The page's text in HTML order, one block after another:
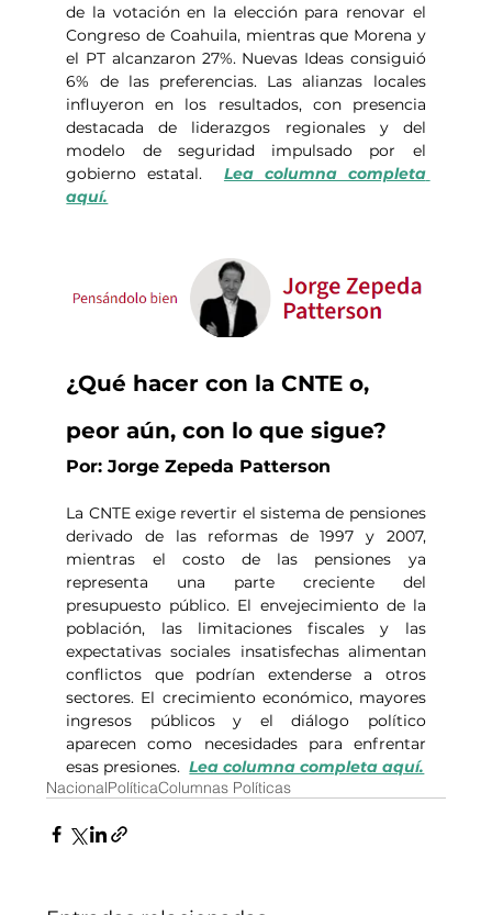
de la votación en la elección para renovar el
Congreso de Coahuila, mientras que Morena y
el PT alcanzaron 27%. Nuevas Ideas consiguió
6% de las preferencias. Las alianzas locales
influyeron en los resultados, con presencia
destacada de liderazgos regionales y del
modelo de seguridad impulsado por el
gobierno estatal. Lea columna completa
aquí.
¿Qué hacer con la CNTE o,
peor aún, con lo que sigue?
Por: Jorge Zepeda Patterson
La CNTE exige revertir el sistema de pensiones
derivado de las reformas de 1997 y 2007,
mientras el costo de las pensiones ya
representa una parte creciente del
presupuesto público. El envejecimiento de la
población, las limitaciones fiscales y las
expectativas sociales insatisfechas alimentan
conflictos que podrían extenderse a otros
sectores. El crecimiento económico, mayores
ingresos públicos y el diálogo político
aparecen como necesidades para enfrentar
esas presiones. Lea columna completa aquí.
NacionalPolíticaColumnas Políticas